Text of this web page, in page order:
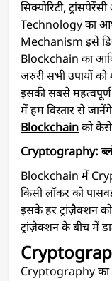
सिक्योरिटी,
Technology का
Mechanism इसे
Blockchain का
जरुरी सभी उपायों
इसकी सबसे महत्वपूर्ण
में हम विस्तार से
Blockchainको कैसे
Cryptography:
Blockchain में
किसी लॉकर को
इसके हर ट्रांज़ैक्शन
ट्रांज़ैक्शन के बीच में
Cryptography का